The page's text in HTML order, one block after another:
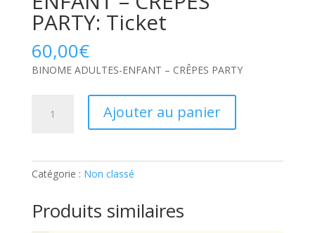
PARTY: Ticket
60,00€
BINOME ADULTES-ENFANT – CRÊPES PARTY
ENFANT
PARTY:
Ajouter au panier
Catégorie : Non classé
Produits similaires